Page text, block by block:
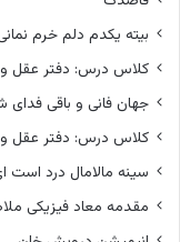
بیته یکدم دلم خرم
کلاس درس: دفتر عقل
جهان فانی و باقی
کلاس درس: دفتر عقل و
سینه مالامال درد
مقدمه معاد فیزیکی